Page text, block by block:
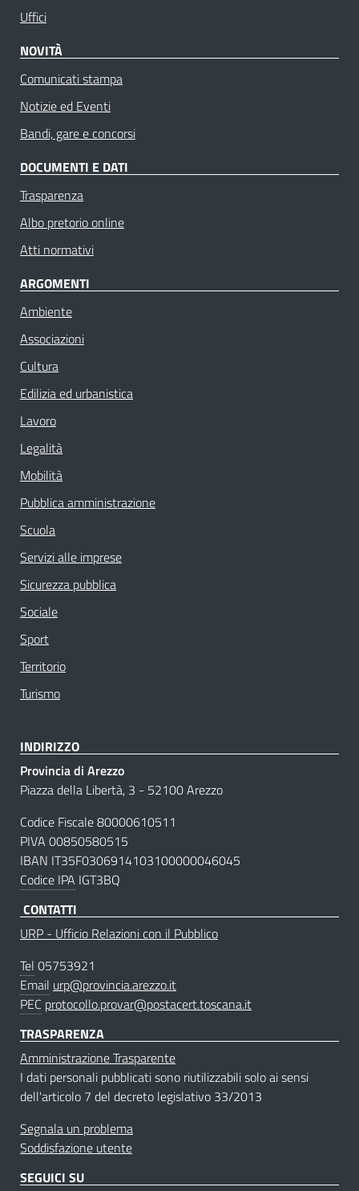
Uffici
NOVITÀ
Comunicati stampa
Notizie ed Eventi
Bandi, gare e concorsi
DOCUMENTI E DATI
Trasparenza
Albo pretorio online
Atti normativi
ARGOMENTI
Ambiente
Associazioni
Cultura
Edilizia ed urbanistica
Lavoro
Legalità
Mobilità
Pubblica amministrazione
Scuola
Servizi alle imprese
Sicurezza pubblica
Sociale
Sport
Territorio
Turismo
INDIRIZZO
Provincia di Arezzo
Piazza della Libertà, 3 - 52100 Arezzo
Codice Fiscale 80000610511
PIVA 00850580515
IBAN IT35F0306914103100000046045
Codice IPA IGT3BQ
CONTATTI
URP - Ufficio Relazioni con il Pubblico
Tel 05753921
Email urp@provincia.arezzo.it
PEC protocollo.provar@postacert.toscana.it
TRASPARENZA
Amministrazione Trasparente
I dati personali pubblicati sono riutilizzabili solo ai sensi
dell'articolo 7 del decreto legislativo 33/2013
Segnala un problema
Soddisfazione utente
SEGUICI SU